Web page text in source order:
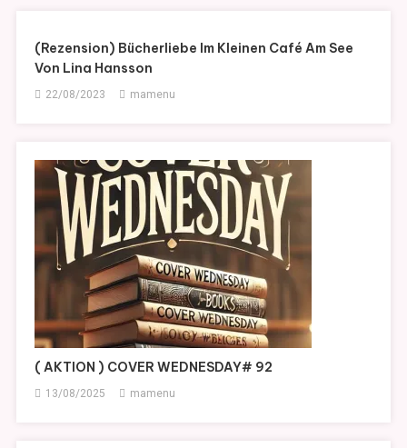
(Rezension) Bücherliebe Im Kleinen Café Am See
Von Lina Hansson
22/08/2023 mamenu
( AKTION ) COVER WEDNESDAY# 92
13/08/2025 mamenu